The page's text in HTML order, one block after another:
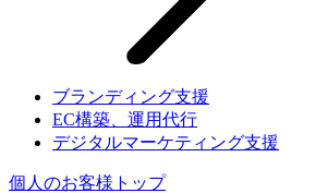
ブランディング支援
EC構築、運用代行
デジタルマーケティング支援
個人のお客様トップ